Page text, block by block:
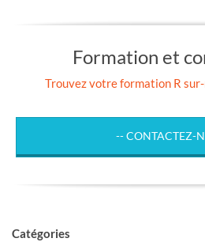
Formation et
Trouvez votre formation R
-- CONTACTEZ-
Catégories